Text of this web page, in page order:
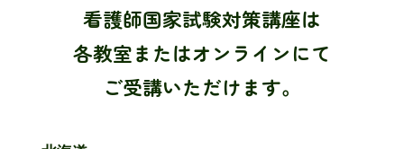
看護師国家試験対策講座は
各教室またはオンラインにて
ご受講いただけます。